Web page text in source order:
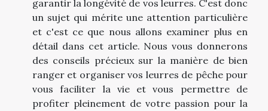
garantir la longévité de vos leurres. C'est donc
un sujet qui mérite une attention particulière
et c'est ce que nous allons examiner plus en
détail dans cet article. Nous vous donnerons
des conseils précieux sur la manière de bien
ranger et organiser vos leurres de pêche pour
vous faciliter la vie et vous permettre de
profiter pleinement de votre passion pour la